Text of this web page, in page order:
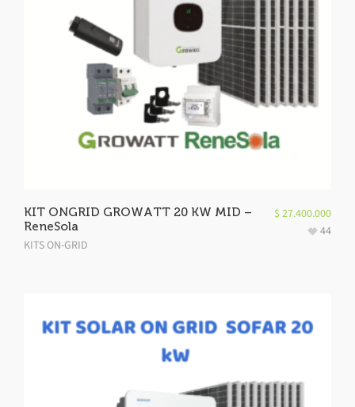
KIT ONGRID GROWATT 20 KW MID –
ReneSola
KITS ON-GRID
$ 27.400.000
44